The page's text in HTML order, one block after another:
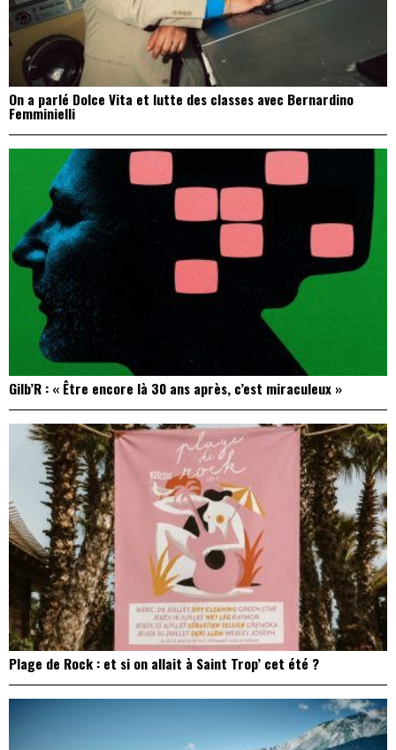
On a parlé Dolce Vita et lutte des classes avec Bernardino
Femminielli
Gilb’R : « Être encore là 30 ans après, c’est miraculeux »
Plage de Rock : et si on allait à Saint Trop’ cet été ?